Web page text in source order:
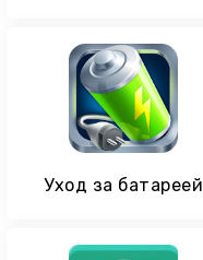
Уход за батареей